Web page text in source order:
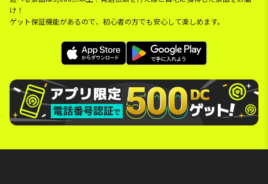
け！
ゲット保証機能があるので、初心者の方でも安心して楽しめます。